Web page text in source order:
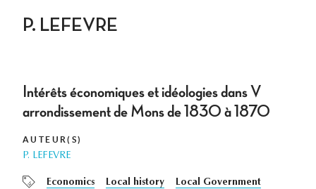
P. LEFEVRE
Intérêts économiques et idéologies dans V
arrondissement de Mons de 1830 à 1870
AUTEUR(S)
P. LEFEVRE
Economics Local history Local Government